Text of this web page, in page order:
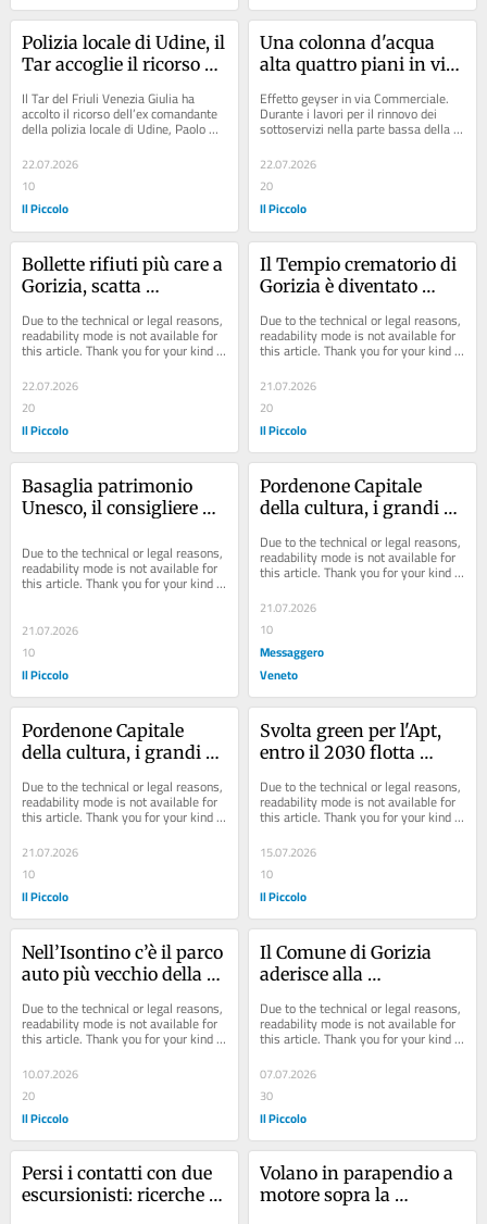
Polizia locale di Udine, il
Tar accoglie il ricorso di
addebiti del Comune
Il Tar del Friuli Venezia Giulia ha
accolto il ricorso dell’ex comandante
della polizia locale di Udine, Paolo
Carestiato, in merito alla richiesta...
22.07.2026
10
Il Piccolo
Una colonna d'acqua
alta quattro piani in via
senz'acqua
Effetto geyser in via Commerciale.
Durante i lavori per il rinnovo dei
sottoservizi nella parte bassa della
strada, all’altezza di piazza Casali,
è...
22.07.2026
20
Il Piccolo
Bollette rifiuti più care a
Gorizia, scatta
polemiche e tensioni in
aula
Due to the technical or legal reasons,
readability mode is not available for
this article. Thank you for your kind
22.07.2026
20
Il Piccolo
Il Tempio crematorio di
Gorizia è diventato
transfrontaliero
Due to the technical or legal reasons,
readability mode is not available for
this article. Thank you for your kind
21.07.2026
20
Il Piccolo
Basaglia patrimonio
Unesco, il consigliere
sulla candidatura,
nessuna rottura con il
Pd»
Due to the technical or legal reasons,
readability mode is not available for
this article. Thank you for your kind
21.07.2026
10
Il Piccolo
Pordenone Capitale
della cultura, i grandi
terranno all’aeroporto di
Gorizia
Due to the technical or legal reasons,
readability mode is not available for
this article. Thank you for your kind
21.07.2026
10
Messaggero
Veneto
Pordenone Capitale
della cultura, i grandi
terranno all’aeroporto di
Gorizia
Due to the technical or legal reasons,
readability mode is not available for
this article. Thank you for your kind
21.07.2026
10
Il Piccolo
Svolta green per l'Apt,
entro il 2030 flotta
76 nuovi bus elettrici e a
idrogeno
Due to the technical or legal reasons,
readability mode is not available for
this article. Thank you for your kind
15.07.2026
10
Il Piccolo
Nell’Isontino c’è il parco
auto più vecchio della
Due to the technical or legal reasons,
readability mode is not available for
this article. Thank you for your kind
10.07.2026
20
Il Piccolo
Il Comune di Gorizia
aderisce alla
cartelle esattoriali, ecco
chi riguarda
Due to the technical or legal reasons,
readability mode is not available for
this article. Thank you for your kind
07.07.2026
30
Il Piccolo
Persi i contatti con due
escursionisti: ricerche
Volano in parapendio a
motore sopra la